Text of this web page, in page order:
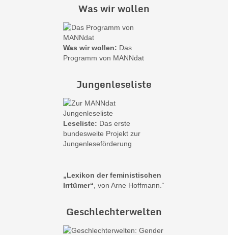
Was wir wollen
Was wir wollen: Das
Programm von MANNdat
Jungenleseliste
Leseliste: Das erste
bundesweite Projekt zur
Jungenleseförderung
„Lexikon der feministischen
Irrtümer“ , von Arne Hoffmann.“
Geschlechterwelten